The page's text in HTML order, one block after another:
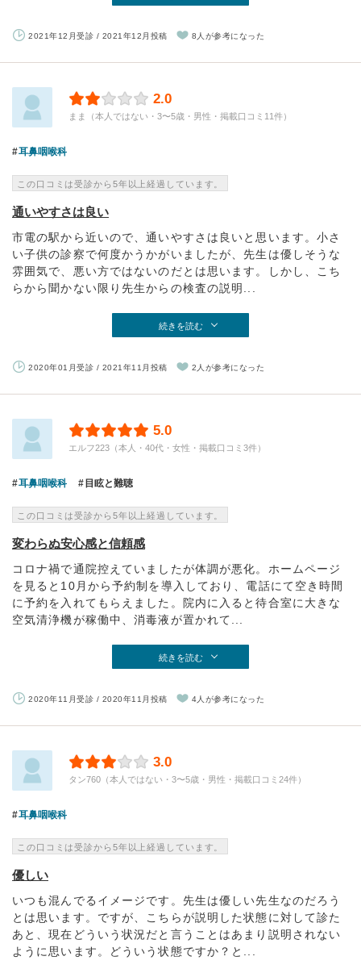
2021年12月受診 / 2021年12月投稿 8人が参考になった
2.0
まま（本人ではない・3〜5歳・男性・掲載口コミ11件）
耳鼻咽喉科
この口コミは受診から5年以上経過しています。
通いやすさは良い
市電の駅から近いので、通いやすさは良いと思います。小さ
い子供の診察で何度かうかがいましたが、先生は優しそうな
雰囲気で、悪い方ではないのだとは思います。しかし、こち
らから聞かない限り先生からの検査の説明...
続きを読む
2020年01月受診 / 2021年11月投稿 2人が参考になった
5.0
エルフ223（本人・40代・女性・掲載口コミ3件）
耳鼻咽喉科 目眩と難聴
この口コミは受診から5年以上経過しています。
変わらぬ安心感と信頼感
コロナ禍で通院控えていましたが体調が悪化。ホームページ
を見ると10月から予約制を導入しており、電話にて空き時間
に予約を入れてもらえました。院内に入ると待合室に大きな
空気清浄機が稼働中、消毒液が置かれて...
続きを読む
2020年11月受診 / 2020年11月投稿 4人が参考になった
3.0
タン760（本人ではない・3〜5歳・男性・掲載口コミ24件）
耳鼻咽喉科
この口コミは受診から5年以上経過しています。
優しい
いつも混んでるイメージです。先生は優しい先生なのだろう
とは思います。ですが、こちらが説明した状態に対して診た
あと、現在どういう状況だと言うことはあまり説明されない
ように思います。どういう状態ですか？と...